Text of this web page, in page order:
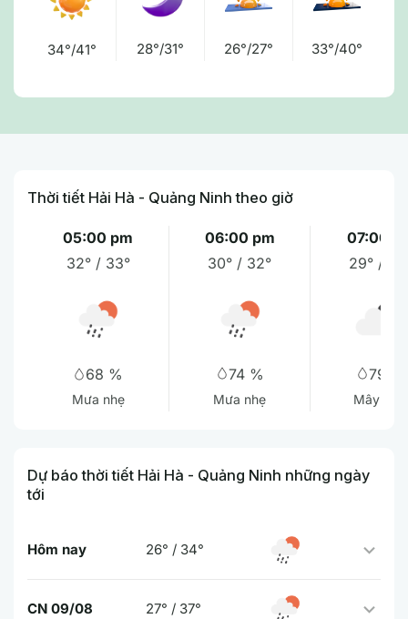
34°/41° 28°/31° 26°/27° 33°/40°
Thời tiết Hải Hà - Quảng Ninh theo giờ
05:00 pm
32° / 33°
68 %
Mưa nhẹ
06:00 pm
30° / 32°
74 %
Mưa nhẹ
07:00
29° /
79 %
Mây cụm
Dự báo thời tiết Hải Hà - Quảng Ninh những ngày
tới
Hôm nay 26° / 34°
CN 09/08 27° / 37°